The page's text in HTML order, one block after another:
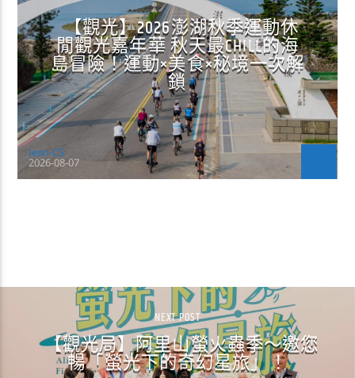
【觀光】2026澎湖秋季運動休
閒觀光嘉年華 秋天最CHILL的海
島冒險！運動×美食×秘境一次解
鎖
Jean-CS
2026-08-07
NEXT POST
【觀光局】阿里山螢火蟲季～邀您
暢「螢光下的奇幻星旅」！